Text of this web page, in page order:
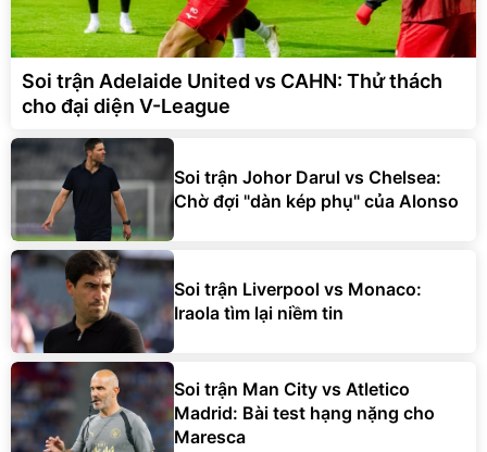
Soi trận Adelaide United vs CAHN: Thử thách
cho đại diện V-League
Soi trận Johor Darul vs Chelsea:
Chờ đợi "dàn kép phụ" của Alonso
Soi trận Liverpool vs Monaco:
Iraola tìm lại niềm tin
Soi trận Man City vs Atletico
Madrid: Bài test hạng nặng cho
Maresca